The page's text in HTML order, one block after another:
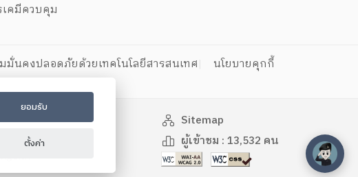
คมีควบคุม
มั่นคงปลอดภัยด้วยเทคโนโลยีสารสนเทศ
นโยบายคุกกี้
50300
Sitemap
ผู้เข้าชม :13,532 คน
ยอมรับ
ตั้งค่า